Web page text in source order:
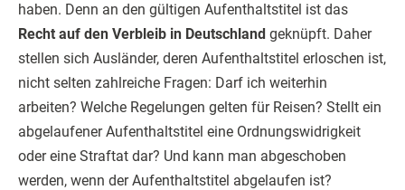
haben. Denn an den gültigen Aufenthaltstitel ist das
Recht auf den Verbleib in Deutschland geknüpft. Daher
stellen sich Ausländer, deren Aufenthaltstitel erloschen ist,
nicht selten zahlreiche Fragen: Darf ich weiterhin
arbeiten? Welche Regelungen gelten für Reisen? Stellt ein
abgelaufener Aufenthaltstitel eine Ordnungswidrigkeit
oder eine Straftat dar? Und kann man abgeschoben
werden, wenn der Aufenthaltstitel abgelaufen ist?